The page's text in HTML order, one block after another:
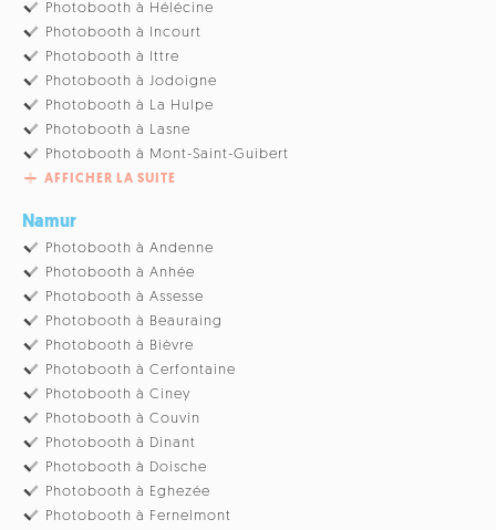
Photobooth à Hélécine
Photobooth à Incourt
Photobooth à Ittre
Photobooth à Jodoigne
Photobooth à La Hulpe
Photobooth à Lasne
Photobooth à Mont-Saint-Guibert
AFFICHER LA SUITE
Namur
Photobooth à Andenne
Photobooth à Anhée
Photobooth à Assesse
Photobooth à Beauraing
Photobooth à Bièvre
Photobooth à Cerfontaine
Photobooth à Ciney
Photobooth à Couvin
Photobooth à Dinant
Photobooth à Doische
Photobooth à Eghezée
Photobooth à Fernelmont